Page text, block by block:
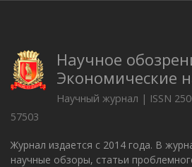
Научное
Экономические
Научный журнал | ISSN
57503
Журнал издается с 2014 года. В
научные обзоры, статьи